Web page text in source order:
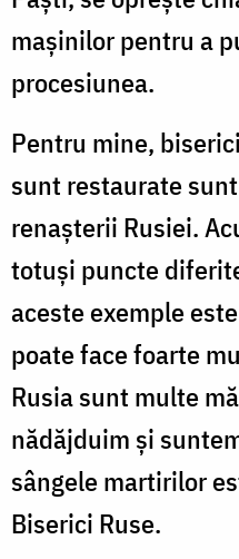
mașinilor pentru a
procesiunea.
Pentru mine,
sunt restaurate
renașterii Rusiei.
totuşi puncte
aceste exemple
poate face foarte
Rusia sunt multe
nădăjduim și
sângele martirilor
Biserici Ruse.